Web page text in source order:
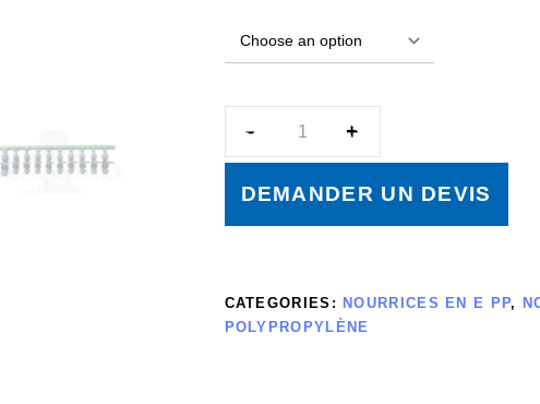
DEMANDER UN DEVIS
CATEGORIES: NOURRICES EN E PP,
POLYPROPYLÈNE